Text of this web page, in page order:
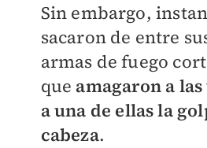
Sin embargo,
sacaron de entre
armas de fuego
que amagaron a
a una de ellas la
cabeza.